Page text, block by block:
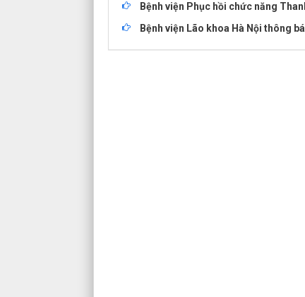
Bệnh viện Phục hồi chức năng
Bệnh viện Lão khoa Hà Nội thông